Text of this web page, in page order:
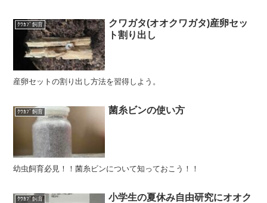
ｸﾜｶﾌﾞ飼育
クワガタ(オオクワガタ)産卵セッ
ト割り出し
産卵セットの割り出し方法を習得しよう。
ｸﾜｶﾌﾞ飼育 菌糸ビンの使い方
幼虫飼育必見！！菌糸ビンについて知っておこう！！
ｸﾜｶﾌﾞ飼育
小学生の夏休み自由研究にオオク